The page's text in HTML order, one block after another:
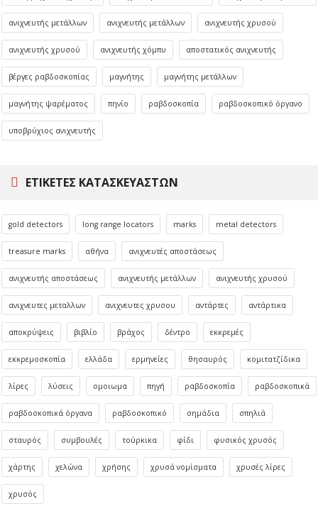
ανιχνευτής μετάλλων ανιχνευτής μετάλλων ανιχνευτής χρυσού
ανιχνευτής χρυσού ανιχνευτής χόμπυ αποστατικός ανιχνευτής
βέργες ραβδοσκοπίας μαγνήτης μαγνήτης μετάλλων
μαγνήτης ψαρέματος πηνίο ραβδοσκοπία ραβδοσκοπικό όργανο
υποβρύχιος ανιχνευτής
ΕΤΙΚΈΤΕΣ ΚΑΤΑΣΚΕΥΑΣΤΏΝ
gold detectors long range locators marks metal detectors
treasure marks αθήνα ανιχνευτές αποστάσεως
ανιχνευτής αποστάσεως ανιχνευτής μετάλλων ανιχνευτής χρυσού
ανιχνευτες μεταλλων ανιχνευτες χρυσου αντάρτες αντάρτικα
αποκρύψεις βιβλίο βράχος δέντρο εκκρεμές
εκκρεμοσκοπία ελλάδα ερμηνείες θησαυρός κομιτατζίδικα
λίρες λύσεις ομοιωμα πηγή ραβδοσκοπία ραβδοσκοπικά
ραβδοσκοπικά όργανα ραβδοσκοπικό σημάδια σπηλιά
σταυρός συμβουλές τούρκικα φίδι φυσικός χρυσός
χάρτης χελώνα χρήσης χρυσά νομίσματα χρυσές λίρες
χρυσός